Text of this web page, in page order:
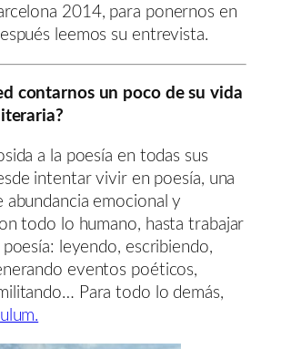
2014, para ponernos en
leemos su entrevista.
contarnos un poco de su vida
a la poesía en todas sus
intentar vivir en poesía, una
abundancia emocional y
todo lo humano, hasta trabajar
leyendo, escribiendo,
eventos poéticos,
Para todo lo demás,